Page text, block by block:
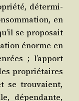
déter­mi­
en
se pro­po­sait
énorme en
; l’apport
pro­prié­taires
se trou­vaient,
dépen­dante,